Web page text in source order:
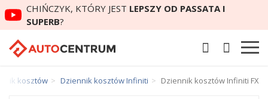
CHIŃCZYK, KTÓRY JEST LEPSZY OD PASSATA I
SUPERB?
kosztów Dziennik kosztów Infiniti Dziennik kosztów Infiniti FX